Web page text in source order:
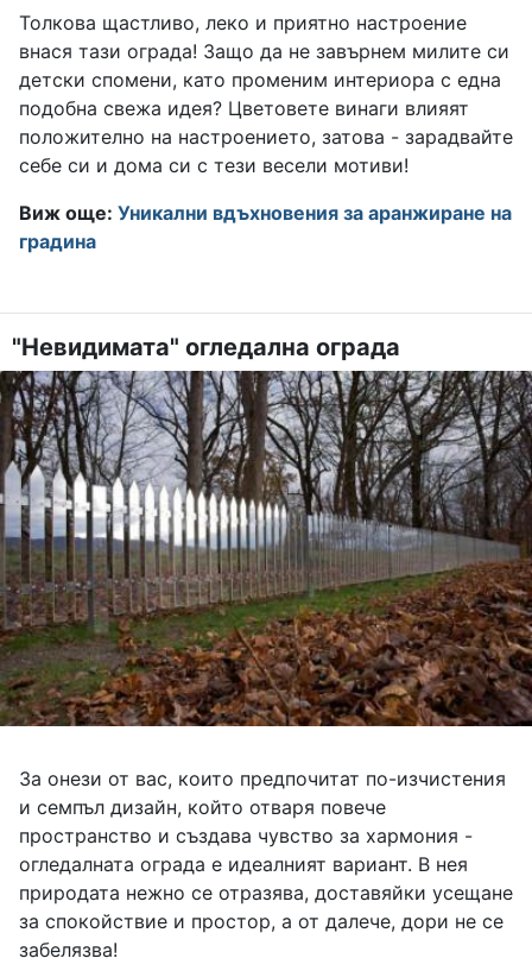
Толкова щастливо, леко и приятно настроение
внася тази ограда! Защо да не завърнем милите си
детски спомени, като променим интериора с една
подобна свежа идея? Цветовете винаги влияят
положително на настроението, затова - зарадвайте
себе си и дома си с тези весели мотиви!
Виж още: Уникални вдъхновения за аранжиране на
градина
"Невидимата" огледална ограда
За онези от вас, които предпочитат по-изчистения
и семпъл дизайн, който отваря повече
пространство и създава чувство за хармония -
огледалната ограда е идеалният вариант. В нея
природата нежно се отразява, доставяйки усещане
за спокойствие и простор, а от далече, дори не се
забелязва!